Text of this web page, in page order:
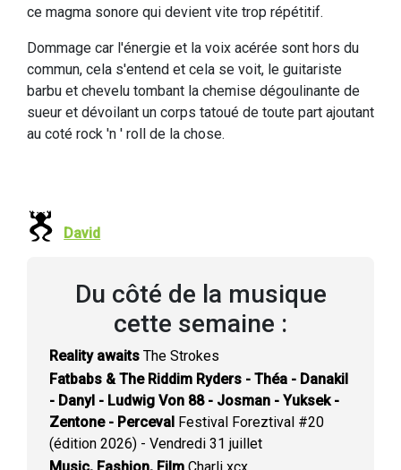
ce magma sonore qui devient vite trop répétitif.
Dommage car l'énergie et la voix acérée sont hors du
commun, cela s'entend et cela se voit, le guitariste
barbu et chevelu tombant la chemise dégoulinante de
sueur et dévoilant un corps tatoué de toute part ajoutant
au coté rock 'n ' roll de la chose.
David
Du côté de la musique
cette semaine :
Reality awaits The Strokes
Fatbabs & The Riddim Ryders - Théa - Danakil
- Danyl - Ludwig Von 88 - Josman - Yuksek -
Zentone - Perceval Festival Foreztival #20
(édition 2026) - Vendredi 31 juillet